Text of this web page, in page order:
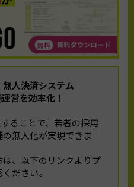
無人決済システム
営を効率化！
することで、若者の採用
無人化が実現できま
、以下のリンクよりプ
ださい。